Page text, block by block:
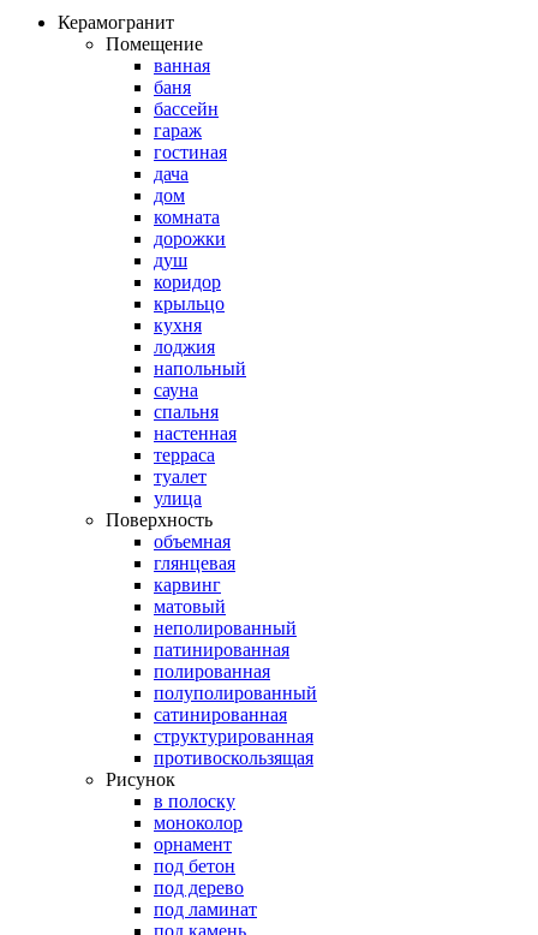
Керамогранит
Помещение
ванная
баня
бассейн
гараж
гостиная
дача
дом
комната
дорожки
душ
коридор
крыльцо
кухня
лоджия
напольный
сауна
спальня
настенная
терраса
туалет
улица
Поверхность
объемная
глянцевая
карвинг
матовый
неполированный
патинированная
полированная
полуполированный
сатинированная
структурированная
противоскользящая
Рисунок
в полоску
моноколор
орнамент
под бетон
под дерево
под ламинат
под камень